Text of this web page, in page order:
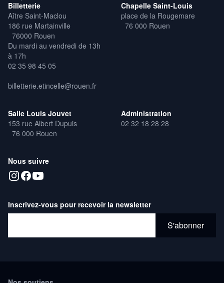
Billetterie
Aître Saint-Maclou
186 rue Martainville
76000 Rouen
Du mardi au vendredi de 13h
à 17h
02 35 98 45 05
billetterie.etincelle@rouen.fr
Chapelle Saint-Louis
place de la Rougemare
76 000 Rouen
Salle Louis Jouvet
153 rue Albert Dupuis
76 000 Rouen
Administration
02 32 18 28 28
Nous suivre
Inscrivez-vous pour recevoir la newsletter